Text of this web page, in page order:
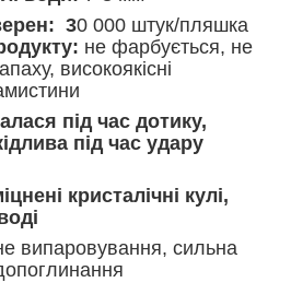
30 000 штук/пляшка
не фарбується, не
високоякісні
під час дотику,
під час удару
кристалічні кулі,
випаровування, сильна